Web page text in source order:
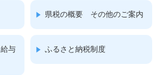
県税の概要 その他のご案内
与
ふるさと納税制度